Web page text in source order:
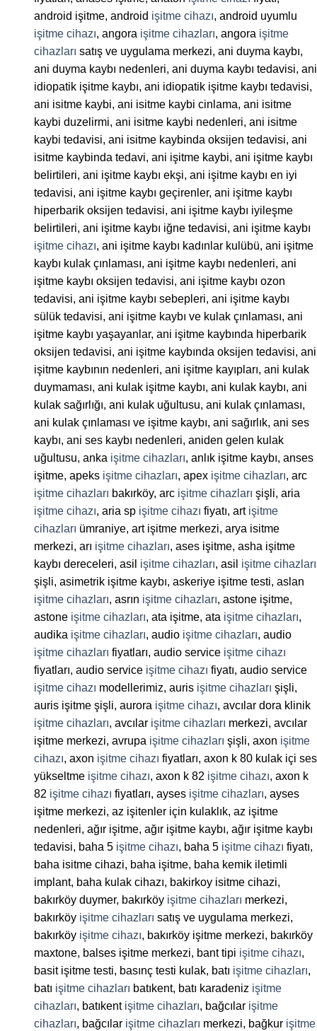
android işitme, android işitme cihazı, android uyumlu
işitme cihazı, angora işitme cihazları, angora işitme
cihazları satış ve uygulama merkezi, ani duyma kaybı,
ani duyma kaybı nedenleri, ani duyma kaybı tedavisi, ani
idiopatik işitme kaybı, ani idiopatik işitme kaybı tedavisi,
ani isitme kaybi, ani isitme kaybi cinlama, ani isitme
kaybi duzelirmi, ani isitme kaybi nedenleri, ani isitme
kaybi tedavisi, ani isitme kaybinda oksijen tedavisi, ani
isitme kaybinda tedavi, ani işitme kaybi, ani işitme kaybı
belirtileri, ani işitme kaybı ekşi, ani işitme kaybı en iyi
tedavisi, ani işitme kaybı geçirenler, ani işitme kaybı
hiperbarik oksijen tedavisi, ani işitme kaybı iyileşme
belirtileri, ani işitme kaybı iğne tedavisi, ani işitme kaybı
işitme cihazı, ani işitme kaybı kadınlar kulübü, ani işitme
kaybı kulak çınlaması, ani işitme kaybı nedenleri, ani
işitme kaybı oksijen tedavisi, ani işitme kaybı ozon
tedavisi, ani işitme kaybı sebepleri, ani işitme kaybı
sülük tedavisi, ani işitme kaybı ve kulak çınlaması, ani
işitme kaybı yaşayanlar, ani işitme kaybında hiperbarik
oksijen tedavisi, ani işitme kaybında oksijen tedavisi, ani
işitme kaybının nedenleri, ani işitme kayıpları, ani kulak
duymaması, ani kulak işitme kaybı, ani kulak kaybı, ani
kulak sağırlığı, ani kulak uğultusu, ani kulak çınlaması,
ani kulak çınlaması ve işitme kaybı, ani sağırlık, ani ses
kaybı, ani ses kaybı nedenleri, aniden gelen kulak
uğultusu, anka işitme cihazları, anlık işitme kaybı, anses
işitme, apeks işitme cihazları, apex işitme cihazları, arc
işitme cihazları bakırköy, arc işitme cihazları şişli, aria
işitme cihazı, aria sp işitme cihazı fiyatı, art işitme
cihazları ümraniye, art işitme merkezi, arya isitme
merkezi, arı işitme cihazları, ases işitme, asha işitme
kaybı dereceleri, asil işitme cihazları, asil işitme cihazları
şişli, asimetrik işitme kaybı, askeriye işitme testi, aslan
işitme cihazları, asrın işitme cihazları, astone işitme,
astone işitme cihazları, ata işitme, ata işitme cihazları,
audika işitme cihazları, audio işitme cihazları, audio
işitme cihazları fiyatları, audio service işitme cihazı
fiyatları, audio service işitme cihazı fiyatı, audio service
işitme cihazı modellerimiz, auris işitme cihazları şişli,
auris işitme şişli, aurora işitme cihazı, avcılar dora klinik
işitme cihazları, avcılar işitme cihazları merkezi, avcılar
işitme merkezi, avrupa işitme cihazları şişli, axon işitme
cihazı, axon işitme cihazı fiyatları, axon k 80 kulak içi ses
yükseltme işitme cihazı, axon k 82 işitme cihazı, axon k
82 işitme cihazı fiyatları, ayses işitme cihazları, ayses
işitme merkezi, az işitenler için kulaklık, az işitme
nedenleri, ağır işitme, ağır işitme kaybı, ağır işitme kaybı
tedavisi, baha 5 işitme cihazı, baha 5 işitme cihazı fiyatı,
baha isitme cihazi, baha işitme, baha kemik iletimli
implant, baha kulak cihazı, bakirkoy isitme cihazi,
bakırköy duymer, bakırköy işitme cihazları merkezi,
bakırköy işitme cihazları satış ve uygulama merkezi,
bakırköy işitme cihazı, bakırköy işitme merkezi, bakırköy
maxtone, balses işitme merkezi, bant tipi işitme cihazı,
basit işitme testi, basınç testi kulak, batı işitme cihazları,
batı işitme cihazları batıkent, batı karadeniz işitme
cihazları, batıkent işitme cihazları, bağcılar işitme
cihazları, bağcılar işitme cihazları merkezi, bağkur işitme